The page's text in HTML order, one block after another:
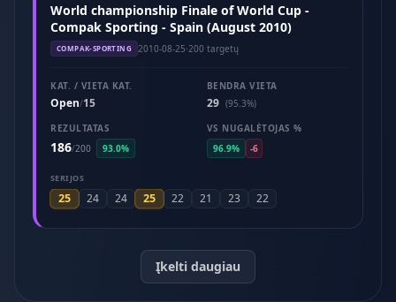
World championship Finale of World Cup -
Compak Sporting - Spain (August 2010)
COMPAK-SPORTING 2010-08-25·200 targetų
KAT. / VIETA KAT.
Open/15
BENDRA VIETA
29 (95.3%)
REZULTATAS
186/200 93.0%
VS NUGALĖTOJAS %
96.9%
-6
SERIJOS
25 24 24 25 22 21 23 22
Įkelti daugiau